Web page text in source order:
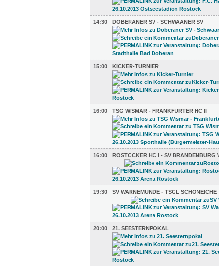
14:30 DOBERANER SV - SCHWAANER SV
15:00 KICKER-TURNIER
16:00 TSG WISMAR - FRANKFURTER HC II
16:00 ROSTOCKER HC I - SV BRANDENBURG
19:30 SV WARNEMÜNDE - TSGL SCHÖNEICHE
20:00 21. SEESTERNPOKAL